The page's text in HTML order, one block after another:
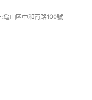
龜山區中和南路100號